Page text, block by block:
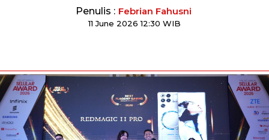
Penulis : Febrian Fahusni
11 June 2026 12:30 WIB